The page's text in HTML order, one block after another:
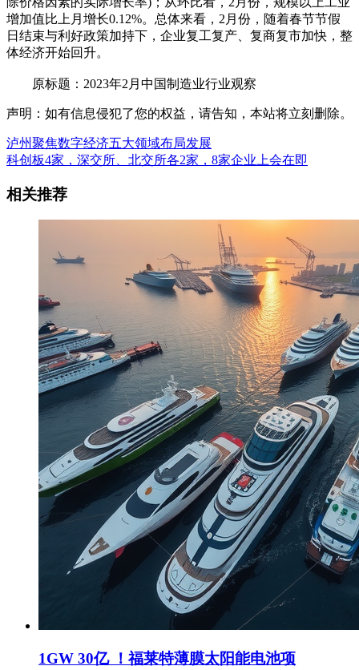
增加值比上月增长0.12%。总体来看，2月份，随着春节节假
日结束与利好政策加持下，企业复工复产、复商复市加快，整
体经济开始回升。
原标题：2023年2月中国制造业行业观察
声明：如有信息侵犯了您的权益，请告知，本站将立刻删除。
泸州聚焦数字经济五大领域布局发展
科创板4家，深交所、北交所各2家，8家企业上会在即
相关推荐
1GW 30亿 ！福莱特薄膜太阳能电池项